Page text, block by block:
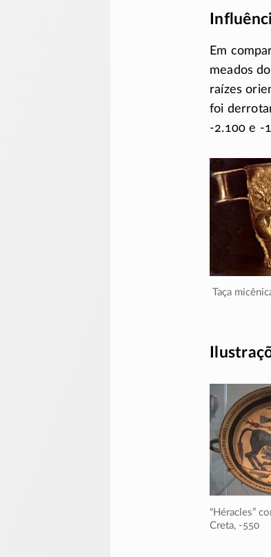
Em
meados
raízes
foi
-2.100 e -
Taça
“Héracles”
Creta, -550